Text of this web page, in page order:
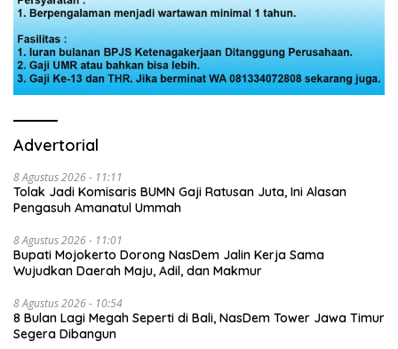
Advertorial
8 Agustus 2026 - 11:11
Tolak Jadi Komisaris BUMN Gaji Ratusan Juta, Ini Alasan
Pengasuh Amanatul Ummah
8 Agustus 2026 - 11:01
Bupati Mojokerto Dorong NasDem Jalin Kerja Sama
Wujudkan Daerah Maju, Adil, dan Makmur
8 Agustus 2026 - 10:54
8 Bulan Lagi Megah Seperti di Bali, NasDem Tower Jawa Timur
Segera Dibangun